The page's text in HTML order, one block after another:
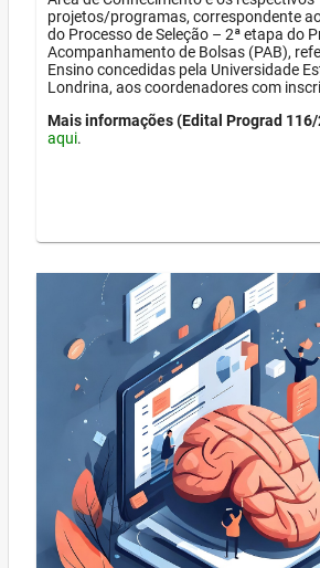
projetos/programas, correspondente
do Processo de Seleção – 2ª etapa do
Acompanhamento de Bolsas (PAB),
Ensino concedidas pela Universidade
Londrina, aos coordenadores com
Mais informações (Edital Prograd
aqui.